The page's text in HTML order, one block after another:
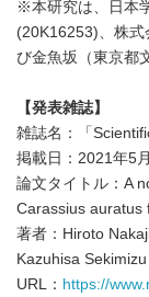
※本研究は、日本
(20K16253)、株式
び金魚坂（東京都
【発表雑誌】
雑誌名：「
掲載日：2021年5
論文タイトル：A
Carassius auratus
著者：Hiroto
Kazuhisa Sekimizu
URL： https://